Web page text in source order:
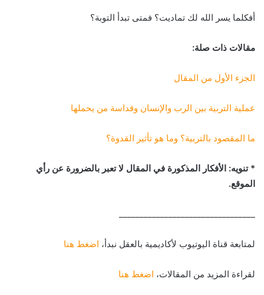
أفكلما يسر الله لك تماديت؟ فمتى تبدأ التوبة؟
مقالات ذات صلة:
الجزء الأول من المقال
عملية التربية بين الرب والإنسان وقداسة من يحملها
ما المقصود بالتربية؟ وما هو تأثير القدوة؟
* تنويه: الأفكار المذكورة في المقال لا تعبر بالضرورة عن رأي
الموقع.
لمتابعة قناة اليوتيوب لأكاديمية بالعقل نبدأ، اضغط هنا
لقراءة المزيد من المقالات، اضغط هنا